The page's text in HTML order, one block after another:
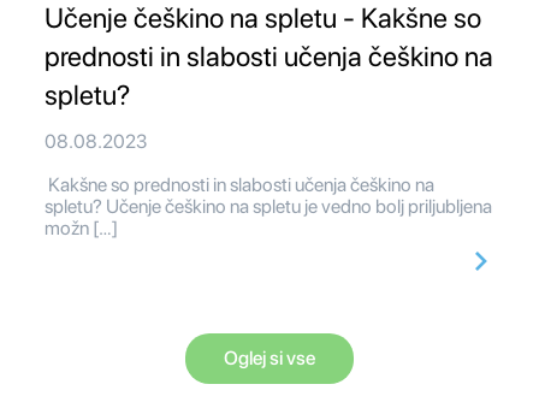
Učenje češkino na spletu - Kakšne so
prednosti in slabosti učenja češkino na
spletu?
08.08.2023
Kakšne so prednosti in slabosti učenja češkino na
spletu? Učenje češkino na spletu je vedno bolj priljubljena
možn […]
Oglej si vse